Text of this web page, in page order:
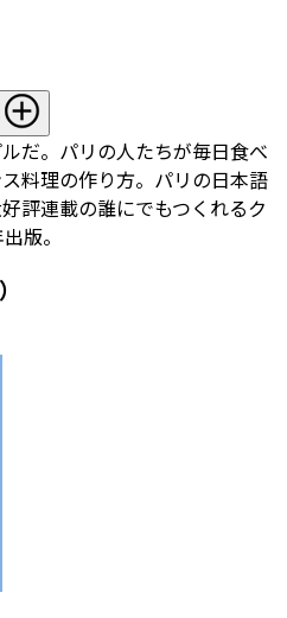
だ。パリの人たちが毎日食べ
料理の作り方。パリの日本語
評連載の誰にでもつくれるク
版。